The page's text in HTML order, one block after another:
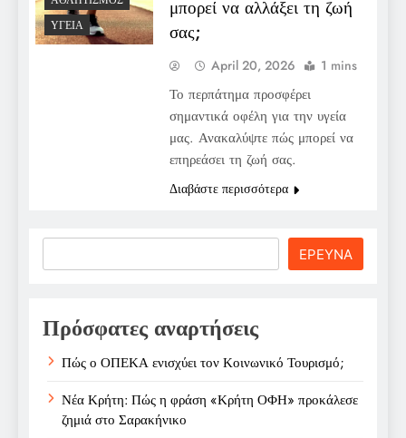
ΥΓΕΊΑ
μπορεί να αλλάξει τη ζωή
σας;
April 20, 2026 1 mins
Το περπάτημα προσφέρει
σημαντικά οφέλη για την υγεία
μας. Ανακαλύψτε πώς μπορεί να
επηρεάσει τη ζωή σας.
Διαβάστε περισσότερα
ΕΡΕΥΝΑ
Πρόσφατες αναρτήσεις
Πώς ο ΟΠΕΚΑ ενισχύει τον Κοινωνικό Τουρισμό;
Νέα Κρήτη: Πώς η φράση «Κρήτη ΟΦΗ» προκάλεσε
ζημιά στο Σαρακήνικο